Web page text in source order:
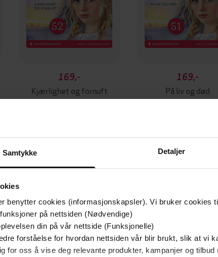
Samtykke Detaljer
benytter cookies (informasjonskapsler). Vi bruker cookies
på nettsiden (Nødvendige)
din på vår nettside (Funksjonelle)
forståelse for hvordan nettsiden vår blir brukt, slik at vi
for oss å vise deg relevante produkter, kampanjer og tilbud
169,-
Kjærlighet og fornuft
Anne-Lill Vestgård
169,-
På liv og død
Anne-Lill